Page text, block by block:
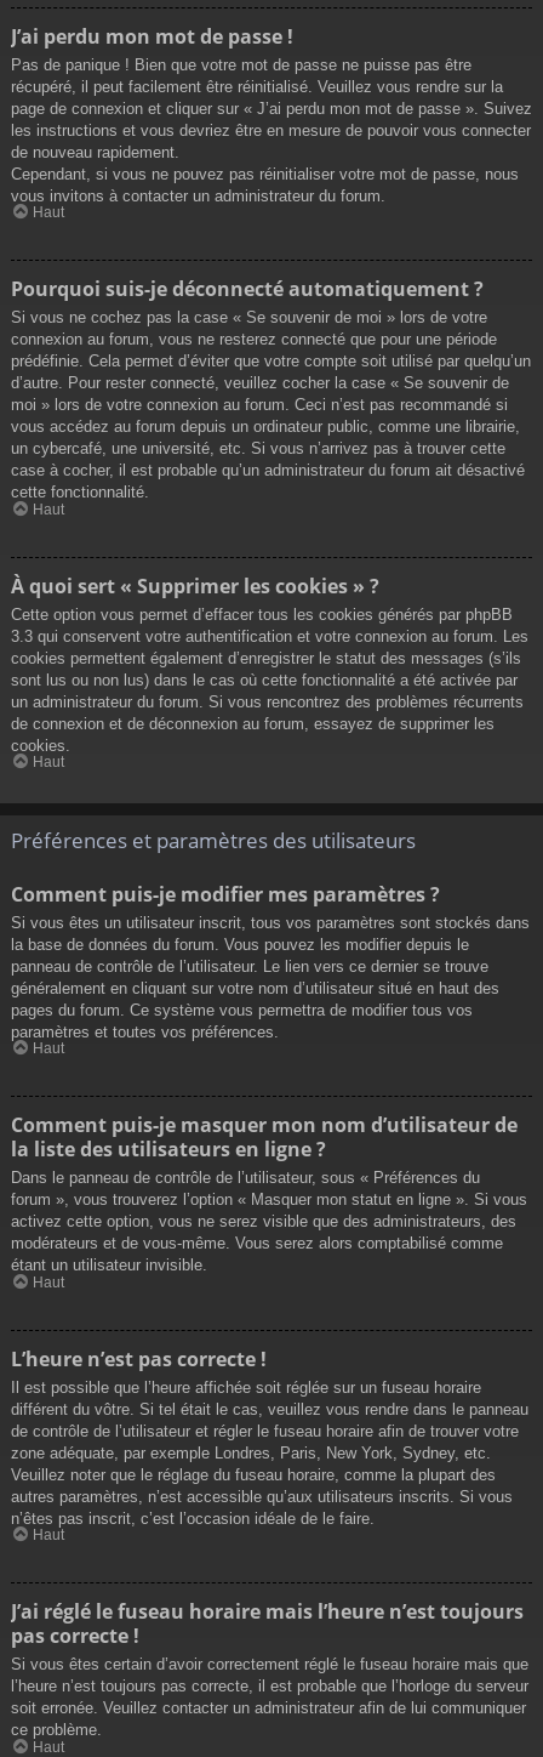
J’ai perdu mon mot de passe !
Pas de panique ! Bien que votre mot de passe ne puisse pas être
récupéré, il peut facilement être réinitialisé. Veuillez vous rendre sur la
page de connexion et cliquer sur « J’ai perdu mon mot de passe ». Suivez
les instructions et vous devriez être en mesure de pouvoir vous connecter
de nouveau rapidement.
Cependant, si vous ne pouvez pas réinitialiser votre mot de passe, nous
vous invitons à contacter un administrateur du forum.
Haut
Pourquoi suis-je déconnecté automatiquement ?
Si vous ne cochez pas la case « Se souvenir de moi » lors de votre
connexion au forum, vous ne resterez connecté que pour une période
prédéfinie. Cela permet d’éviter que votre compte soit utilisé par quelqu’un
d’autre. Pour rester connecté, veuillez cocher la case « Se souvenir de
moi » lors de votre connexion au forum. Ceci n’est pas recommandé si
vous accédez au forum depuis un ordinateur public, comme une librairie,
un cybercafé, une université, etc. Si vous n’arrivez pas à trouver cette
case à cocher, il est probable qu’un administrateur du forum ait désactivé
cette fonctionnalité.
Haut
À quoi sert « Supprimer les cookies » ?
Cette option vous permet d’effacer tous les cookies générés par phpBB
3.3 qui conservent votre authentification et votre connexion au forum. Les
cookies permettent également d’enregistrer le statut des messages (s’ils
sont lus ou non lus) dans le cas où cette fonctionnalité a été activée par
un administrateur du forum. Si vous rencontrez des problèmes récurrents
de connexion et de déconnexion au forum, essayez de supprimer les
cookies.
Haut
Préférences et paramètres des utilisateurs
Comment puis-je modifier mes paramètres ?
Si vous êtes un utilisateur inscrit, tous vos paramètres sont stockés dans
la base de données du forum. Vous pouvez les modifier depuis le
panneau de contrôle de l’utilisateur. Le lien vers ce dernier se trouve
généralement en cliquant sur votre nom d’utilisateur situé en haut des
pages du forum. Ce système vous permettra de modifier tous vos
paramètres et toutes vos préférences.
Haut
Comment puis-je masquer mon nom d’utilisateur de
la liste des utilisateurs en ligne ?
Dans le panneau de contrôle de l’utilisateur, sous « Préférences du
forum », vous trouverez l’option « Masquer mon statut en ligne ». Si vous
activez cette option, vous ne serez visible que des administrateurs, des
modérateurs et de vous-même. Vous serez alors comptabilisé comme
étant un utilisateur invisible.
Haut
L’heure n’est pas correcte !
Il est possible que l’heure affichée soit réglée sur un fuseau horaire
différent du vôtre. Si tel était le cas, veuillez vous rendre dans le panneau
de contrôle de l’utilisateur et régler le fuseau horaire afin de trouver votre
zone adéquate, par exemple Londres, Paris, New York, Sydney, etc.
Veuillez noter que le réglage du fuseau horaire, comme la plupart des
autres paramètres, n’est accessible qu’aux utilisateurs inscrits. Si vous
n’êtes pas inscrit, c’est l’occasion idéale de le faire.
Haut
J’ai réglé le fuseau horaire mais l’heure n’est toujours
pas correcte !
Si vous êtes certain d’avoir correctement réglé le fuseau horaire mais que
l’heure n’est toujours pas correcte, il est probable que l’horloge du serveur
soit erronée. Veuillez contacter un administrateur afin de lui communiquer
ce problème.
Haut